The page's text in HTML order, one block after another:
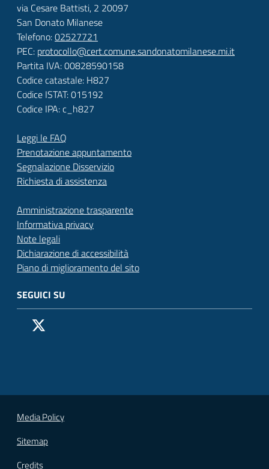
via Cesare Battisti, 2 20097
San Donato Milanese
Telefono:02527721
PEC: protocollo@cert.comune.sandonatomilanese.mi.it
Partita IVA: 00828590158
Codice catastale: H827
Codice ISTAT: 015192
Codice IPA: c_h827
Leggi le FAQ
Prenotazione appuntamento
Segnalazione Disservizio
Richiesta di assistenza
Amministrazione trasparente
Informativa privacy
Note legali
Dichiarazione di accessibilità
Piano di miglioramento del sito
SEGUICI SU
Pagina Facebook del Comune di San Donato Milanese
Vai alla pagina
Media Policy
Sitemap
Credits